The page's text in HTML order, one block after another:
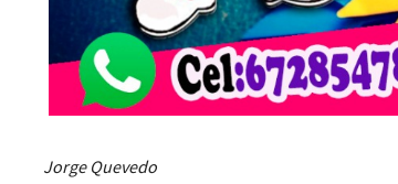
Jorge Quevedo